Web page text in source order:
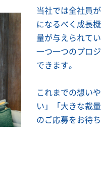
当社では全社員
になるべく成長
量が与えられて
一つ一つのプロ
できます。
これまでの想い
い」「大きな裁
のご応募をお待